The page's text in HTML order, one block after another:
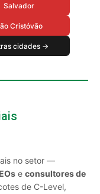
Salvador
Cristóvão
cidades →
no setor —
e consultores de
de C-Level,